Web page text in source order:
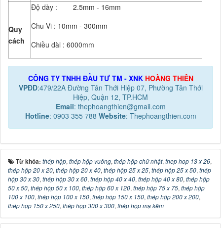
Quy
cách
Độ dày : 2.5mm - 16mm
Chu Vi : 10mm - 300mm
Chiều dài : 6000mm
CÔNG TY TNHH ĐẦU TƯ TM - XNK HOÀNG THIÊN
VPĐD:479/22A Đường Tân Thới Hiệp 07, Phường Tân Thới
Hiệp, Quận 12, TP.HCM
Email: thephoangthien@gmail.com
Hotline: 0903 355 788 Website: Thephoangthien.com
Từ khóa: thép hộp, thép hộp vuông, thép hộp chữ nhật, thep hop 13 x 26,
thép hộp 20 x 20, thép hộp 20 x 40, thép hộp 25 x 25, thép hộp 25 x 50, thép
hộp 30 x 30, thép hộp 30 x 60, thép hộp 40 x 40, thép hộp 40 x 80, thép hộp
50 x 50, thép hộp 50 x 100, thép hộp 60 x 120, thép hộp 75 x 75, thép hộp
100 x 100, thép hộp 100 x 150, thép hộp 150 x 150, thép hộp 200 x 200,
thép hộp 150 x 250, thép hộp 300 x 300, thép hộp mạ kẽm